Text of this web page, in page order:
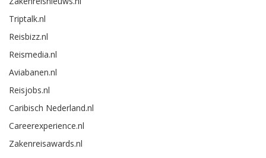
Triptalk.nl
Reisbizz.nl
Reismedia.nl
Aviabanen.nl
Reisjobs.nl
Caribisch Nederland.nl
Careerexperience.nl
Zakenreisawards.nl